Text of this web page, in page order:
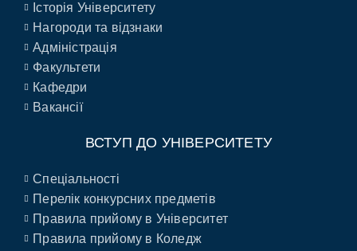
Історія Університету
Нагороди та відзнаки
Адміністрація
Факультети
Кафедри
Вакансії
ВСТУП ДО УНІВЕРСИТЕТУ
Спеціальності
Перелік конкурсних предметів
Правила прийому в Університет
Правила прийому в Коледж